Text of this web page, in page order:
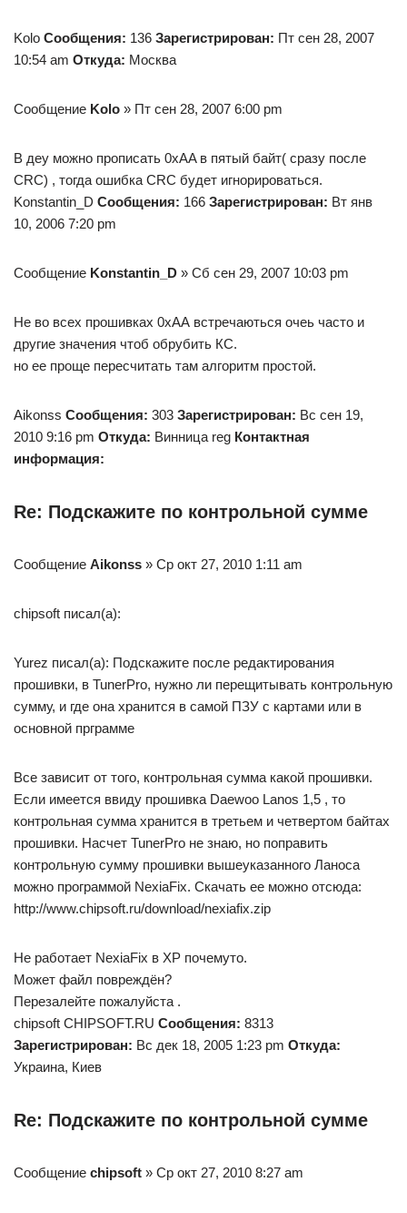
Kolo Сообщения: 136 Зарегистрирован: Пт сен 28, 2007
10:54 am Откуда: Москва
Сообщение Kolo » Пт сен 28, 2007 6:00 pm
В деу можно прописать 0xAA в пятый байт( сразу после
CRC) , тогда ошибка CRC будет игнорироваться.
Konstantin_D Сообщения: 166 Зарегистрирован: Вт янв
10, 2006 7:20 pm
Сообщение Konstantin_D » Сб сен 29, 2007 10:03 pm
Не во всех прошивках 0хАА встречаються очеь часто и
другие значения чтоб обрубить КС.
но ее проще пересчитать там алгоритм простой.
Aikonss Сообщения: 303 Зарегистрирован: Вс сен 19,
2010 9:16 pm Откуда: Винница reg Контактная
информация:
Re: Подскажите по контрольной сумме
Сообщение Aikonss » Ср окт 27, 2010 1:11 am
chipsoft писал(а):
Yurez писал(а): Подскажите после редактирования
прошивки, в TunerPro, нужно ли перещитывать контрольную
сумму, и где она хранится в самой ПЗУ с картами или в
основной прграмме
Все зависит от того, контрольная сумма какой прошивки.
Если имеется ввиду прошивка Daewoo Lanos 1,5 , то
контрольная сумма хранится в третьем и четвертом байтах
прошивки. Насчет TunerPro не знаю, но поправить
контрольную сумму прошивки вышеуказанного Ланоса
можно программой NexiaFix. Скачать ее можно отсюда:
http://www.chipsoft.ru/download/nexiafix.zip
Не работает NexiaFix в ХР почемуто.
Может файл повреждён?
Перезалейте пожалуйста .
chipsoft CHIPSOFT.RU Сообщения: 8313
Зарегистрирован: Вс дек 18, 2005 1:23 pm Откуда:
Украина, Киев
Re: Подскажите по контрольной сумме
Сообщение chipsoft » Ср окт 27, 2010 8:27 am